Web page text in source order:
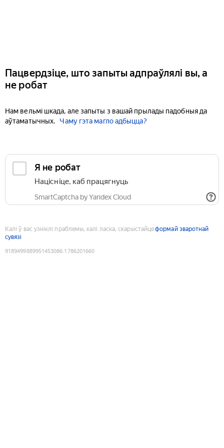
Пацвердзіце, што запыты адпраўлялі вы, а
не робат
Нам вельмі шкада, але запыты з вашай прылады падобныя да
аўтаматычных.
Чаму гэта магло адбыцца?
Я не робат
Націсніце, каб працягнуць
SmartCaptcha by Yandex Cloud
Калі ў вас узніклі праблемы, калі ласка, скарыстайцеформай зваротнай
сувязі
9189499889951453086:1786201660